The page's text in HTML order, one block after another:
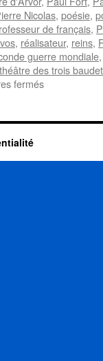
Nicolas, poésie,
de français,
, réalisateur, reins,
guerre mondiale
théâtre des trois
ferméssur